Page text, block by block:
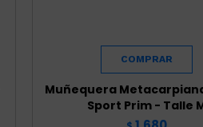
Muñequera
Sport Prim - Talle